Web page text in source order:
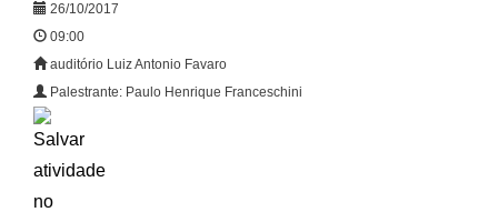
26/10/2017
09:00
auditório Luiz Antonio Favaro
Palestrante: Paulo Henrique Franceschini